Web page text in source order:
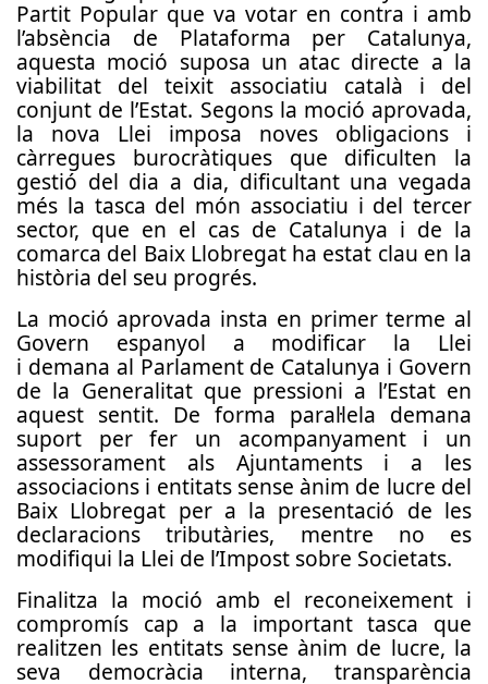
Partit Popular que va votar en contra i amb
l’absència de Plataforma per Catalunya,
aquesta moció suposa un atac directe a la
viabilitat del teixit associatiu català i del
conjunt de l’Estat. Segons la moció aprovada,
la nova Llei imposa noves obligacions i
càrregues burocràtiques que dificulten la
gestió del dia a dia, dificultant una vegada
més la tasca del món associatiu i del tercer
sector, que en el cas de Catalunya i de la
comarca del Baix Llobregat ha estat clau en la
història del seu progrés.
La moció aprovada insta en primer terme al
Govern espanyol a modificar la Llei
i demana al Parlament de Catalunya i Govern
de la Generalitat que pressioni a l’Estat en
aquest sentit. De forma paral·lela demana
suport per fer un acompanyament i un
assessorament als Ajuntaments i a les
associacions i entitats sense ànim de lucre del
Baix Llobregat per a la presentació de les
declaracions tributàries, mentre no es
modifiqui la Llei de l’Impost sobre Societats.
Finalitza la moció amb el reconeixement i
compromís cap a la important tasca que
realitzen les entitats sense ànim de lucre, la
seva democràcia interna, transparència